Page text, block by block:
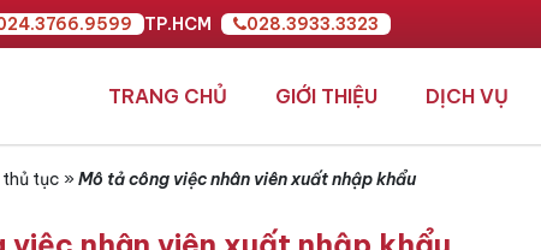
TP.HCM 028.3933.3323
TRANG CHỦ GIỚI THIỆU DỊCH VỤ
thủ tục » Mô tả công việc nhân viên xuất nhập khẩu